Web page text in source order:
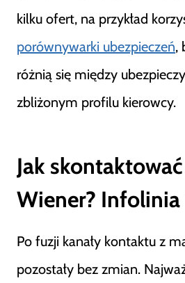
kilku ofert, na przykład
porównywarki ubezpieczeń,
różnią się między
zbliżonym profilu kierowcy.
Jak
Wiener? Infolinia
Po fuzji kanały kontaktu z
pozostały bez zmian.